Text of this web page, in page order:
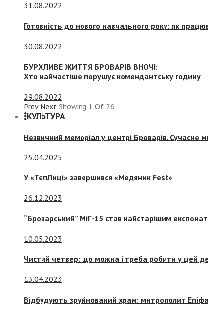
31.08.2022
Готовність до нового навчального року: як
30.08.2022
БУРХЛИВЕ ЖИТТЯ БРОВАРІВ ВНОЧІ:
Хто найчастіше порушує комендантську годину
29.08.2022
Prev Next Showing 1 Of 26
КУЛЬТУРА
Незвичний меморіал у центрі Броварів. Сучасне
25.04.2025
У «ТепЛиці» завершився «Медяник Fest»
26.12.2023
“Броварський” МіГ-15 став найстарішим
10.05.2023
Чистий четвер: що можна і треба робити у цей
13.04.2023
Відбудують зруйнований храм: митрополит